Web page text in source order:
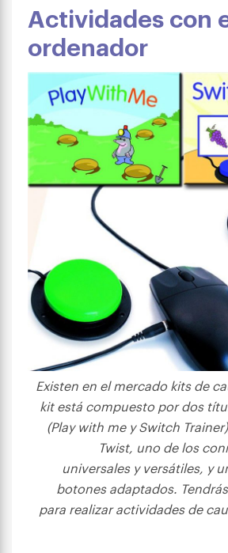
Actividades con
ordenador
Existen en el mercado kits de
kit está compuesto por dos
(Play with me y Switch
Twist, uno de los
universales y versátiles, y
botones adaptados.
para realizar actividades de